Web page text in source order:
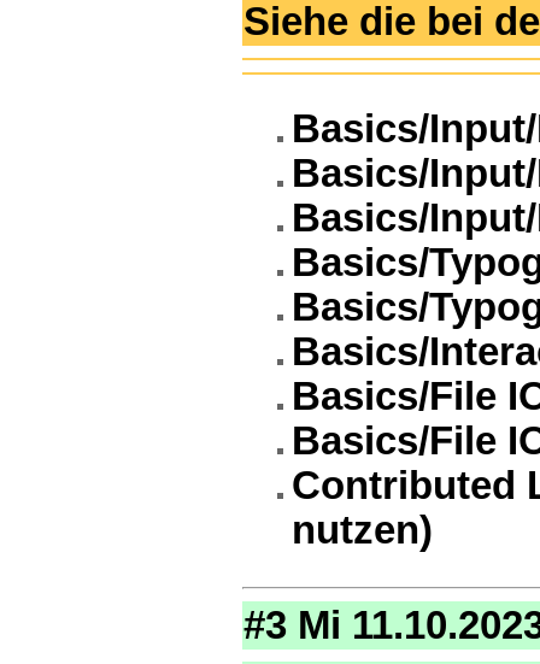
Siehe die bei
Basics/
Basics/
Basics/
Basics/
Basics/
Basics/
Basics/File
Basics/File
Contributed
nutzen)
#3 Mi